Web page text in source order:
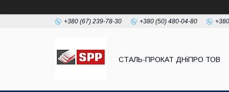
+380 (67) 239-78-30 +380 (50) 480-04-80
СТАЛЬ-ПРОКАТ ДНіПРО ТОВ